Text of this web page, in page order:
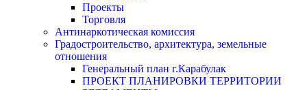
Проекты
Торговля
Антинаркотическая комиссия
Градостроительство, архитектура, земельные
отношения
Генеральный план г.Карабулак
ПРОЕКТ ПЛАНИРОВКИ ТЕРРИТОРИИ